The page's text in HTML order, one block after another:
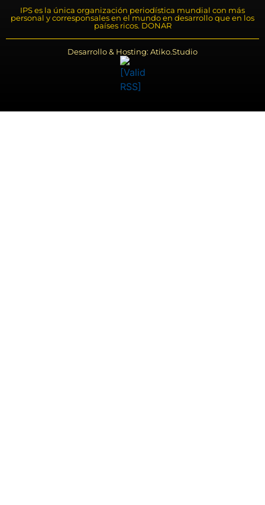
IPS es la única organización periodística mundial con más
personal y corresponsales en el mundo en desarrollo que en los
países ricos. DONAR
Desarrollo & Hosting: Atiko.Studio